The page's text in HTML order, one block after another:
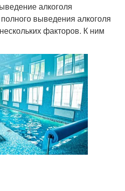
алкоголя
выведения алкоголя
факторов. К ним